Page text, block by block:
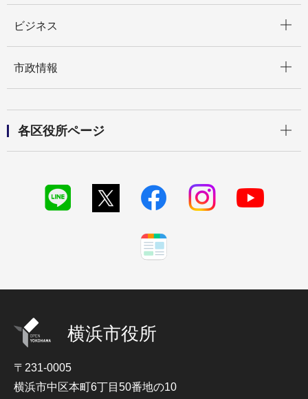
ビジネス
市政情報
各区役所ページ
横浜市役所
〒231-0005
横浜市中区本町6丁目50番地の10